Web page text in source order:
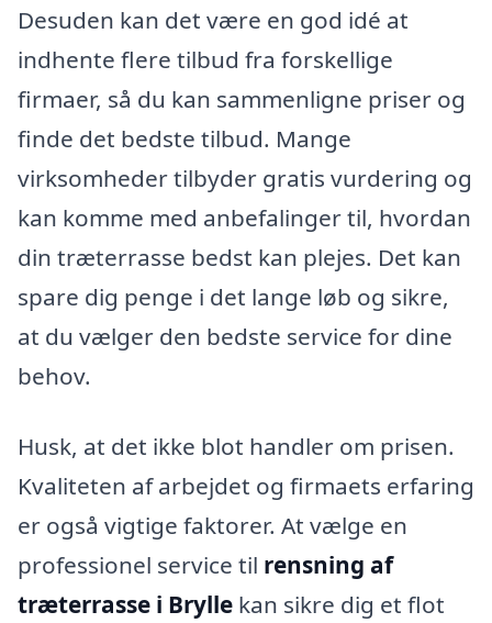
Desuden kan det være en god idé at
indhente flere tilbud fra forskellige
firmaer, så du kan sammenligne priser og
finde det bedste tilbud. Mange
virksomheder tilbyder gratis vurdering og
kan komme med anbefalinger til, hvordan
din træterrasse bedst kan plejes. Det kan
spare dig penge i det lange løb og sikre,
at du vælger den bedste service for dine
behov.
Husk, at det ikke blot handler om prisen.
Kvaliteten af arbejdet og firmaets erfaring
er også vigtige faktorer. At vælge en
professionel service til rensning af
træterrasse i Brylle kan sikre dig et flot